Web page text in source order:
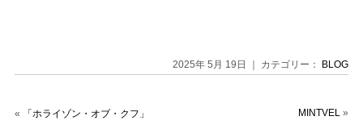
2025年 5月 19日 ｜ カテゴリー： BLOG
« 「ホライゾン・オブ・クフ」 MINTVEL »